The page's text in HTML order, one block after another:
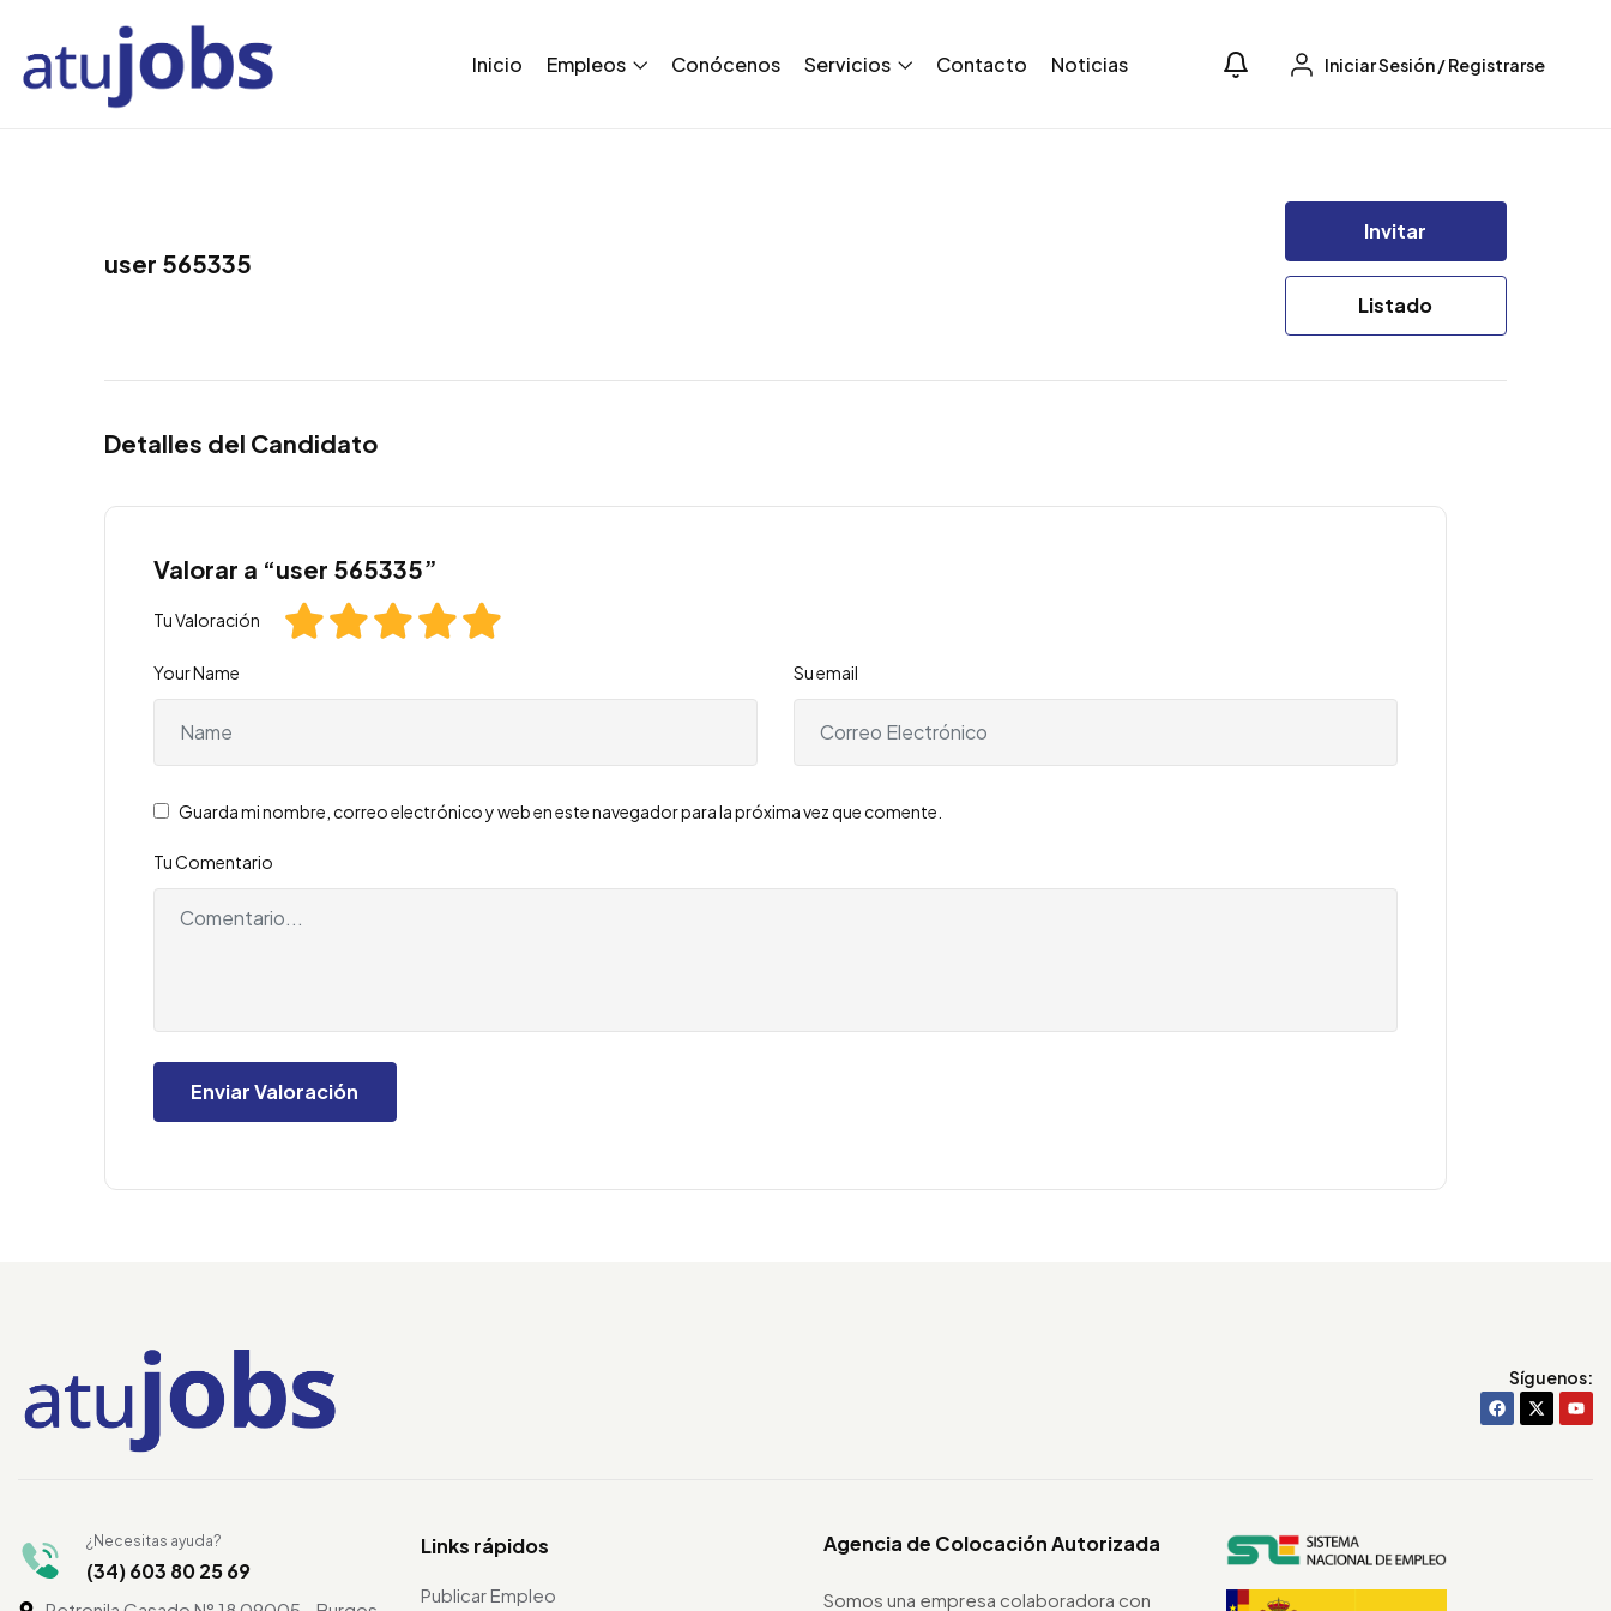
Inicio Empleos Conócenos Servicios Contacto Noticias Iniciar Sesión/Registrarse
user 565335
Invitar
Listado
Detalles del Candidato
Valorar a “user 565335”
Tu Valoración
Your Name Su email
Guarda mi nombre, correo electrónico y web en este navegador para la próxima vez que comente.
Tu Comentario
Síguenos:
¿Necesitas ayuda?
(34) 603 80 25 69
Links rápidos
Publicar Empleo
Agencia de Colocación Autorizada
Somos una empresa colaboradora con